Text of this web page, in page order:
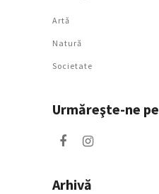
Artǎ
Natură
Societate
Urmăreşte-ne pe
Arhivă